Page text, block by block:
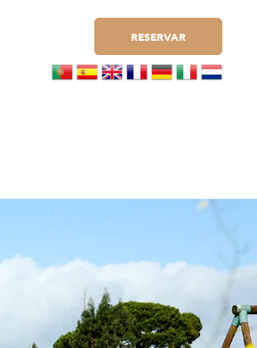
RESERVAR